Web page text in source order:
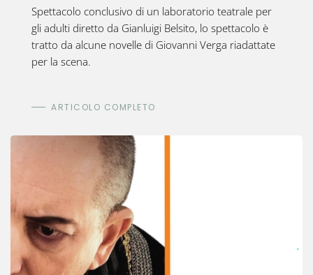
Spettacolo conclusivo di un laboratorio teatrale per
gli adulti diretto da Gianluigi Belsito, lo spettacolo è
tratto da alcune novelle di Giovanni Verga riadattate
per la scena.
ARTICOLO COMPLETO